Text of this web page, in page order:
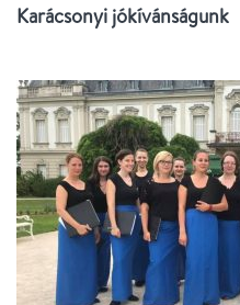
Karácsonyi jókívánságunk